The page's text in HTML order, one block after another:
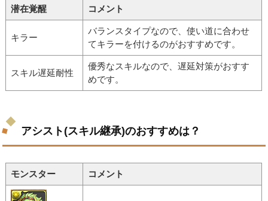
潜在覚醒 コメント
キラー
バランスタイプなので、使い道に合わせ
てキラーを付けるのがおすすめです。
スキル遅延耐性
優秀なスキルなので、遅延対策がおすす
めです。
アシスト(スキル継承)のおすすめは？
モンスター コメント